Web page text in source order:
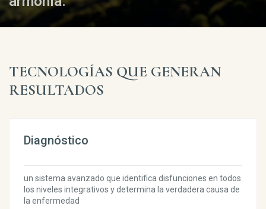
TECNOLOGÍAS QUE GENERAN
RESULTADOS
Diagnóstico
un sistema avanzado que identifica disfunciones en todos
los niveles integrativos y determina la verdadera causa de
la enfermedad